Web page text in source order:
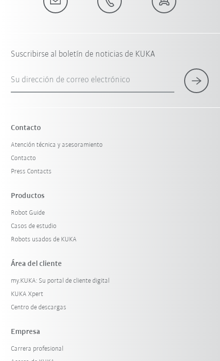
Suscribirse al boletín de noticias de KUKA
Su dirección de correo electrónico
Contacto
Atención técnica y asesoramiento
Contacto
Press Contacts
Productos
Robot Guide
Casos de estudio
Robots usados de KUKA
Área del cliente
my.KUKA: Su portal de cliente digital
KUKA Xpert
Centro de descargas
Empresa
Carrera profesional